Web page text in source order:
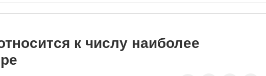
к числу наиболее